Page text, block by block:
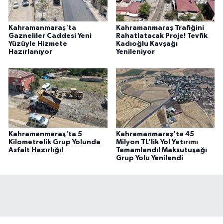
Kahramanmaraş'ta
Gazneliler Caddesi Yeni
Yüzüyle Hizmete
Hazırlanıyor
Kahramanmaraş Trafiğini
Rahatlatacak Proje! Tevfik
Kadıoğlu Kavşağı
Yenileniyor
Kahramanmaraş'ta 5
Kilometrelik Grup Yolunda
Asfalt Hazırlığı!
Kahramanmaraş’ta 45
Milyon TL’lik Yol Yatırımı
Tamamlandı! Maksutuşağı
Grup Yolu Yenilendi